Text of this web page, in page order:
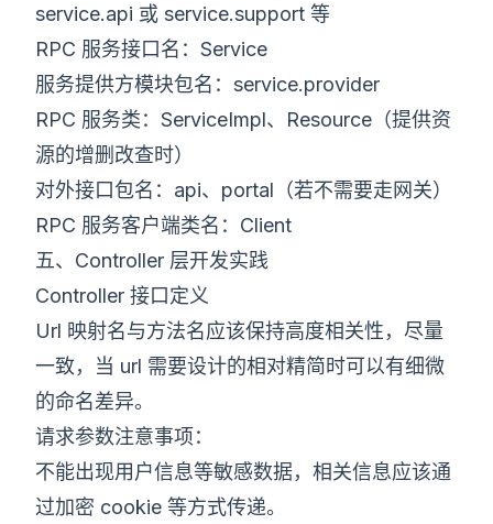
service.api 或 service.support 等
RPC 服务接口名：Service
服务提供方模块包名：service.provider
RPC 服务类：ServiceImpl、Resource（提供资
源的增删改查时）
对外接口包名：api、portal（若不需要走网关）
RPC 服务客户端类名：Client
五、Controller 层开发实践
Controller 接口定义
Url 映射名与方法名应该保持高度相关性，尽量
一致，当 url 需要设计的相对精简时可以有细微
的命名差异。
请求参数注意事项：
不能出现用户信息等敏感数据，相关信息应该通
过加密 cookie 等方式传递。